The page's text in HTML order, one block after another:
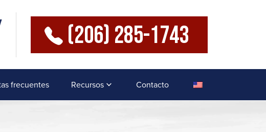
(206) 285-1743
frecuentes Recursos Contacto